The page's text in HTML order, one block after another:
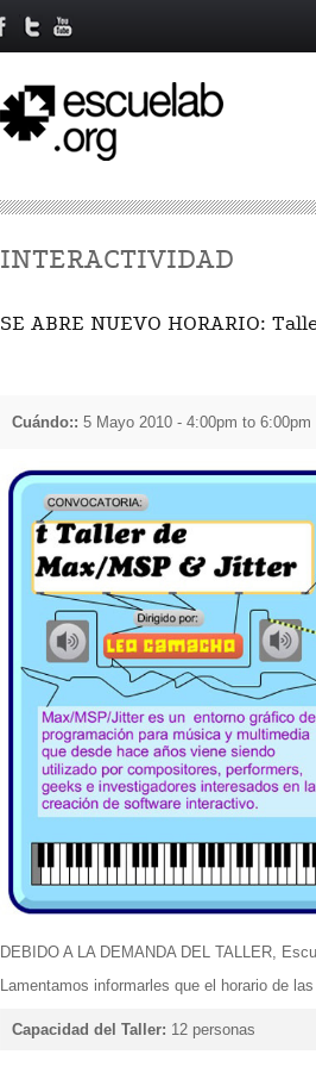
INTERACTIVIDAD
SE ABRE NUEVO HORARIO:
Cuándo:: 5 Mayo 2010 - 4:00pm to 6:00pm
DEBIDO A LA DEMANDA DEL TALLER,
Lamentamos informarles que el horario de
Capacidad del Taller: 12 personas